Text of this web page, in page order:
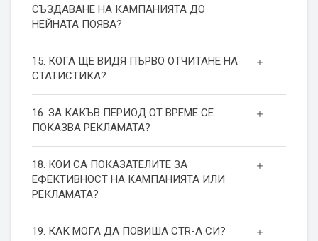
СЪЗДАВАНЕ НА КАМПАНИЯТА ДО
НЕЙНАТА ПОЯВА?
15. КОГА ЩЕ ВИДЯ ПЪРВО ОТЧИТАНЕ НА
СТАТИСТИКА?
16. ЗА КАКЪВ ПЕРИОД ОТ ВРЕМЕ СЕ
ПОКАЗВА РЕКЛАМАТА?
18. КОИ СА ПОКАЗАТЕЛИТЕ ЗА
ЕФЕКТИВНОСТ НА КАМПАНИЯТА ИЛИ
РЕКЛАМАТА?
19. КАК МОГА ДА ПОВИША СТR-А СИ?